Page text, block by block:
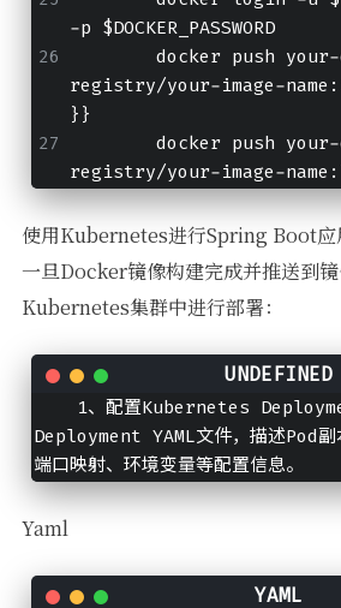
-p $DOCKER_PASSWORD
registry/your-image-
}}
registry/your-image-
使用Kubernetes进行Spring Boot应
一旦Docker镜像构建完成并推送到
Kubernetes集群中进行部署：
1、配置Kubernetes
Deployment YAML文件，描述Pod副
端口映射、环境变量等配置信息。
Yaml